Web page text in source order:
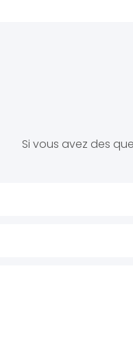
Si vous avez des